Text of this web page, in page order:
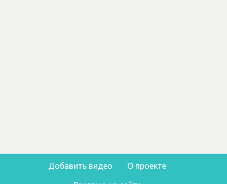
Добавить видео О проекте